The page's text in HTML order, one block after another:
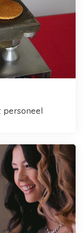
personeel